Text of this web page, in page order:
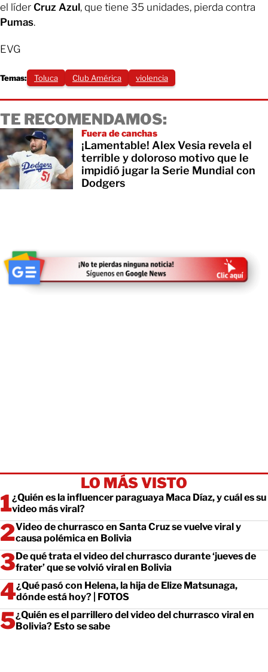
el líder Cruz Azul, que tiene 35 unidades, pierda contra
Pumas.
EVG
Temas: Toluca Club América violencia
TE RECOMENDAMOS:
Fuera de canchas
¡Lamentable! Alex Vesia revela el
terrible y doloroso motivo que le
impidió jugar la Serie Mundial con
Dodgers
LO MÁS VISTO
¿Quién es la influencer paraguaya Maca Díaz, y cuál es su
video más viral?
Video de churrasco en Santa Cruz se vuelve viral y
causa polémica en Bolivia
De qué trata el video del churrasco durante ‘jueves de
frater’ que se volvió viral en Bolivia
¿Qué pasó con Helena, la hija de Elize Matsunaga,
dónde está hoy? | FOTOS
¿Quién es el parrillero del video del churrasco viral en
Bolivia? Esto se sabe